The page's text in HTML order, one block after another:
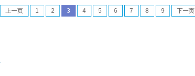
上一页 1 2 3 4 5 6 7 8 9 下一页